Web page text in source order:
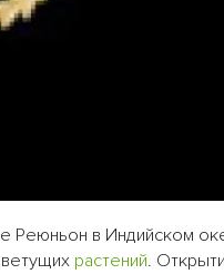
Реюньон в Индийском
растений.